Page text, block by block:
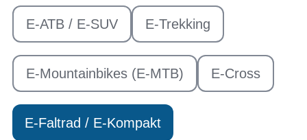
E-ATB / E-SUV E-Trekking
E-Mountainbikes (E-MTB) E-Cross
E-Faltrad / E-Kompakt